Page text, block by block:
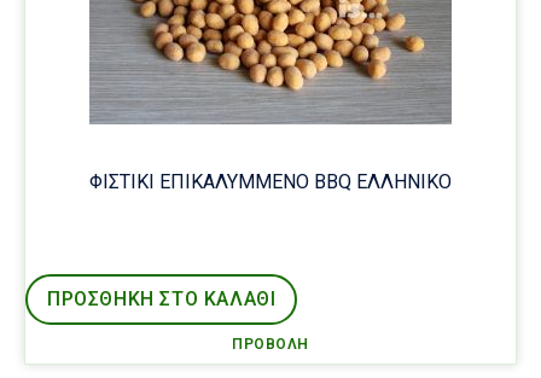
ΦΙΣΤΙΚΙ ΕΠΙΚΑΛΥΜΜΕΝΟ BBQ ΕΛΛΗΝΙΚΟ
ΠΡΟΒΟΛΉ
ΠΡΟΣΘΉΚΗ ΣΤΟ ΚΑΛΑΘΙ